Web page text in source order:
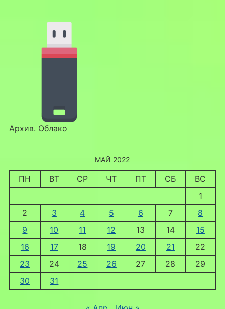
Архив. Облако
МАЙ 2022
ПН ВТ СР ЧТ ПТ СБ
ВС
1
2
3 4 5 6 7
8
9
10 11 12 13 14
15
16
17 18 19 20 21
22
23
24 25 26 27 28
29
30
31